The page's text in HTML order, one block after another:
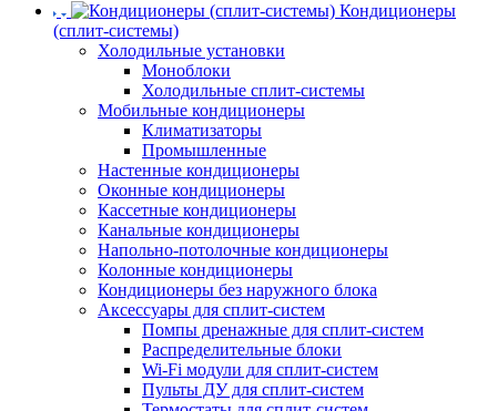
Кондиционеры
(сплит-системы)
Холодильные установки
Моноблоки
Холодильные сплит-системы
Мобильные кондиционеры
Климатизаторы
Промышленные
Настенные кондиционеры
Оконные кондиционеры
Кассетные кондиционеры
Канальные кондиционеры
Напольно-потолочные кондиционеры
Колонные кондиционеры
Кондиционеры без наружного блока
Аксессуары для сплит-систем
Помпы дренажные для сплит-систем
Распределительные блоки
Wi-Fi модули для сплит-систем
Пульты ДУ для сплит-систем